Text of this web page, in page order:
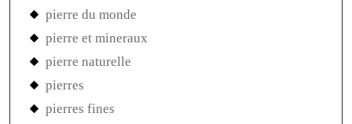
pierre du monde
pierre et mineraux
pierre naturelle
pierres
pierres fines